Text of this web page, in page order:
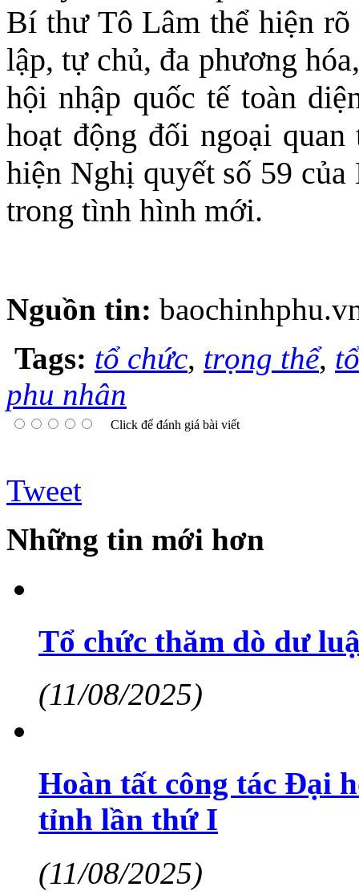
Bí thư Tô Lâm thể hiện
lập, tự chủ, đa phương
hội nhập quốc tế toàn
hoạt động đối ngoại
hiện Nghị quyết số 59
trong tình hình mới.
Nguồn tin:
Tags: tổ chức, trọng thể,
phu nhân
Click để đánh giá bài viết
Tweet
Những tin mới hơn
Tổ chức thăm dò dư
(11/08/2025)
Hoàn tất công tác Đại
tỉnh lần thứ I
(11/08/2025)